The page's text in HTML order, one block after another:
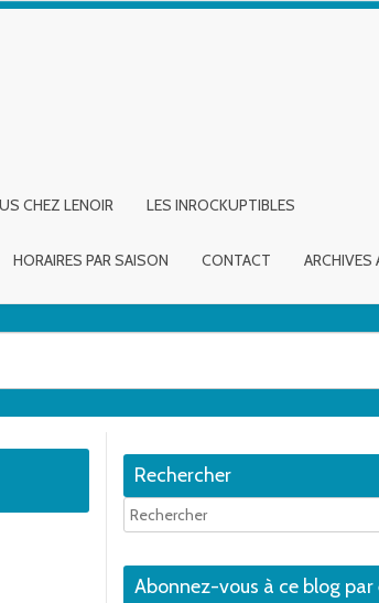
CHEZ LENOIR LES INROCKUPTIBLES
HORAIRES PAR SAISON CONTACT ARCHIVES
Rechercher
Abonnez-vous à ce blog